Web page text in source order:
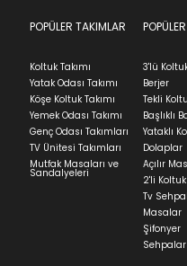
Teslimat
Ev tekstili
ortalama 5-24 iş
Yatak siparişlerinizin
ve ürünün stok
günüdür.
Panel ve Döşeme
süresi yaşadığınız
göre ortalama 30-45 iş
Siparişlerim
Sıkça
POPÜLER TAKIMLAR
Koltuk Takımı
Yatak Odası Takımı
Köşe Koltuk Takımı
Yemek Odası Takımı
Genç Odası Takımları
TV Ünitesi Takımları
Mutfak Masaları ve
Sandalyeleri
3'lü
Berjer
Tekli
Başlıklı
Yataklı
Dolaplar
Açılır
2'li Koltuk
Tv
Masalar
Şifonyer
Sehpalar